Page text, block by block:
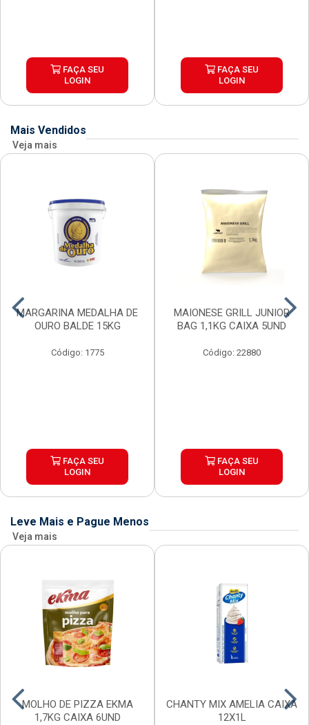
FAÇA SEU
LOGIN
FAÇA SEU
LOGIN
Mais Vendidos
Veja mais
MARGARINA MEDALHA DE
OURO BALDE 15KG
Código: 1775
FAÇA SEU
LOGIN
MAIONESE GRILL JUNIOR
BAG 1,1KG CAIXA 5UND
Código: 22880
FAÇA SEU
LOGIN
Leve Mais e Pague Menos
Veja mais
MOLHO DE PIZZA EKMA
1,7KG CAIXA 6UND
CHANTY MIX AMELIA CAIXA
12X1L